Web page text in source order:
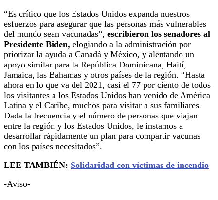
“Es crítico que los Estados Unidos expanda nuestros
esfuerzos para asegurar que las personas más vulnerables
del mundo sean vacunadas”, escribieron los senadores al
Presidente Biden, elogiando a la administración por
priorizar la ayuda a Canadá y México, y alentando un
apoyo similar para la República Dominicana, Haití,
Jamaica, las Bahamas y otros países de la región. “Hasta
ahora en lo que va del 2021, casi el 77 por ciento de todos
los visitantes a los Estados Unidos han venido de América
Latina y el Caribe, muchos para visitar a sus familiares.
Dada la frecuencia y el número de personas que viajan
entre la región y los Estados Unidos, le instamos a
desarrollar rápidamente un plan para compartir vacunas
con los países necesitados”.
LEE TAMBIÉN: Solidaridad con víctimas de incendio
-Aviso-